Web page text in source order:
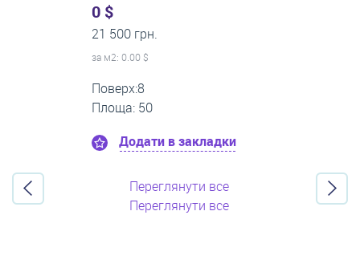
0 $
13 000 грн.
за м2: 0.00 $
Поверх:3
Площа: 40
Додати в закладки
Переглянути все
Переглянути все